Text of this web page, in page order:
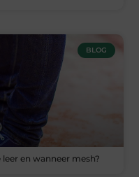
BLOG
en wanneer mesh?